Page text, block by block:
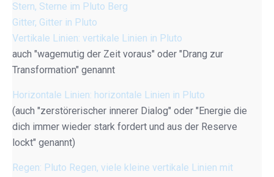
Stern, Sterne im Pluto Berg
Gitter, Gitter in Pluto
Vertikale Linien: vertikale Linien in Pluto
auch "wagemutig der Zeit voraus" oder "Drang zur
Transformation" genannt
Horizontale Linien: horizontale Linien in Pluto
(auch "zerstörerischer innerer Dialog" oder "Energie die
dich immer wieder stark fordert und aus der Reserve
lockt" genannt)
Regen: Pluto Regen, viele kleine vertikale Linien mit